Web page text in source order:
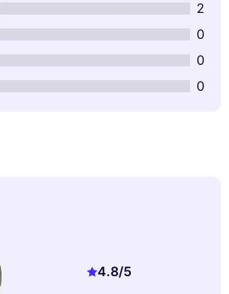
2
0
0
0
4.8/5